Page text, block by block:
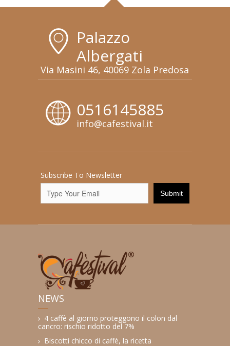
Palazzo
Albergati
Via Masini 46, 40069 Zola Predosa
0516145885
info@cafestival.it
Subscribe To Newsletter
NEWS
4 caffè al giorno proteggono il colon dal
cancro: rischio ridotto del 7%
Biscotti chicco di caffè, la ricetta